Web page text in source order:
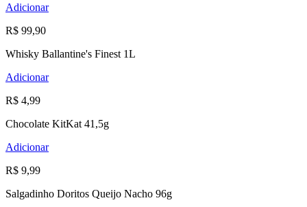
Adicionar
R$ 99,90
Whisky Ballantine's Finest 1L
Adicionar
R$ 4,99
Chocolate KitKat 41,5g
Adicionar
R$ 9,99
Salgadinho Doritos Queijo Nacho 96g